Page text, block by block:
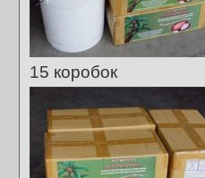
15 коробок